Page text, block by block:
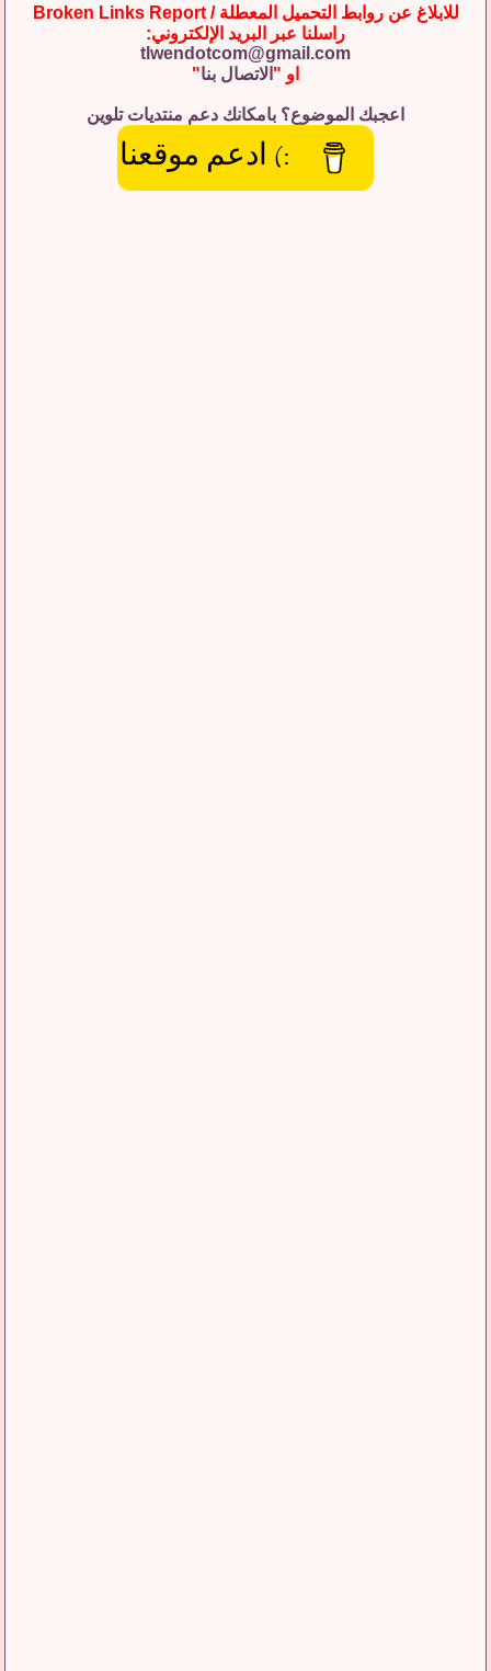
للابلاغ عن روابط التحميل المعطلة / Broken Links Report
راسلنا عبر البريد الإلكتروني:
tlwendotcom@gmail.com
او " الاتصال بنا"
اعجبك الموضوع؟ بامكانك دعم منتديات تلوين
:) ادعم موقعنا